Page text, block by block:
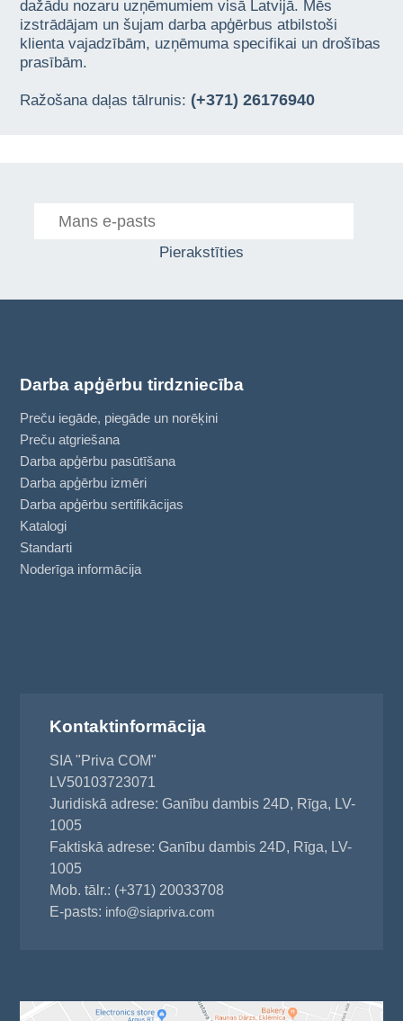
dažādu nozaru uzņēmumiem visā Latvijā. Mēs
izstrādājam un šujam darba apģērbus atbilstoši
klienta vajadzībām, uzņēmuma specifikai un drošības
prasībām.
Ražošana daļas tālrunis: (+371) 26176940
Pierakstīties
Darba apģērbu tirdzniecība
Preču iegāde, piegāde un norēķini
Preču atgriešana
Darba apģērbu pasūtīšana
Darba apģērbu izmēri
Darba apģērbu sertifikācijas
Katalogi
Standarti
Noderīga informācija
Kontaktinformācija
SIA "Priva COM"
LV50103723071
Juridiskā adrese: Ganību dambis 24D, Rīga, LV-
1005
Faktiskā adrese: Ganību dambis 24D, Rīga, LV-
1005
Mob. tālr.: (+371) 20033708
E-pasts: info@siapriva.com